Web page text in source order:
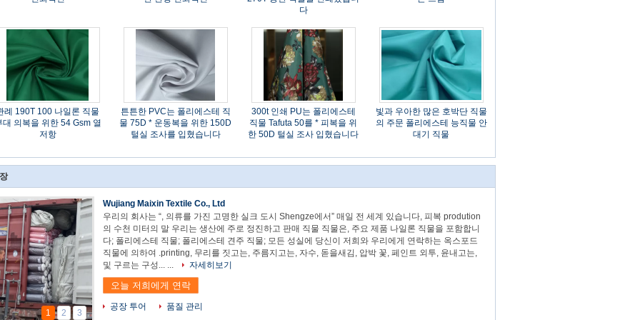
다
례 190T 100 나일론 직물
대 의복을 위한 54 Gsm 열
저항
튼튼한 PVC는 폴리에스테 직
물 75D * 운동복을 위한 150D
털실 조사를 입혔습니다
300t 인쇄 PU는 폴리에스테
직물 Tafuta 50를 * 피복을 위
한 50D 털실 조사 입혔습니다
빛과 우아한 많은 호박단 직물
의 주문 폴리에스테 능직물 안
대기 직물
1 2 3
Wujiang Maixin Textile Co., Ltd
우리의 회사는 “, 의류를 가진 고명한 실크 도시 Shengze에서” 매일 전 세계 있습니다, 피복 prodution의 수천
미터의 말 우리는 생산에 주로 정진하고 판매 직물 직물은, 주요 제품 나일론 직물을 포함합니다; 폴리에스테
직물; 폴리에스테 견주 직물; 모든 성실에 당신이 저희와 우리에게 연락하는 옥스포드 직물에 의하여
.printing, 무리를 짓고는, 주름지고는, 자수, 돋을새김, 압박 꽃, 페인트 외투, 윤내고는, 및 구르는 구성... ...
자세히보기
오늘 저희에게 연락
공장 투어 품질 관리